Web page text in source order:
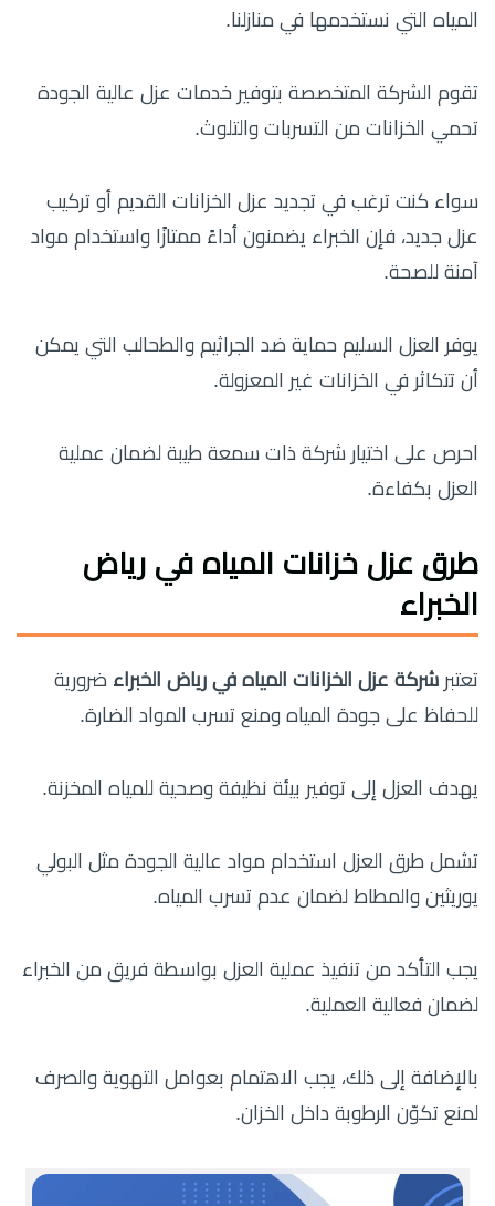
المياه التي نستخدمها في منازلنا.
تقوم الشركة المتخصصة بتوفير خدمات عزل عالية الجودة
تحمي الخزانات من التسربات والتلوث.
سواء كنت ترغب في تجديد عزل الخزانات القديم أو تركيب
عزل جديد، فإن الخبراء يضمنون أداءً ممتازًا واستخدام مواد
آمنة للصحة.
يوفر العزل السليم حماية ضد الجراثيم والطحالب التي يمكن
أن تتكاثر في الخزانات غير المعزولة.
احرص على اختيار شركة ذات سمعة طيبة لضمان عملية
العزل بكفاءة.
طرق عزل خزانات المياه في رياض
الخبراء
تعتبرشركة عزل الخزانات المياه في رياض الخبراءضرورية
للحفاظ على جودة المياه ومنع تسرب المواد الضارة.
يهدف العزل إلى توفير بيئة نظيفة وصحية للمياه المخزنة.
تشمل طرق العزل استخدام مواد عالية الجودة مثل البولي
يوريثين والمطاط لضمان عدم تسرب المياه.
يجب التأكد من تنفيذ عملية العزل بواسطة فريق من الخبراء
لضمان فعالية العملية.
بالإضافة إلى ذلك، يجب الاهتمام بعوامل التهوية والصرف
لمنع تكوّن الرطوبة داخل الخزان.